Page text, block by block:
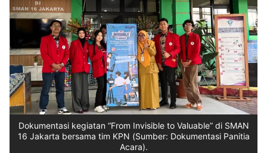
Insight
Suara
Lens
Daily
Jalan
Idealita
Kita
Dinamikapost.com
Radar
Seedbacklink
Follow
Kabarbaru
Dokumentasi kegiatan “From Invisible to Valuable” di SMAN
16 Jakarta bersama tim KPN (Sumber: Dokumentasi Panitia
Acara).